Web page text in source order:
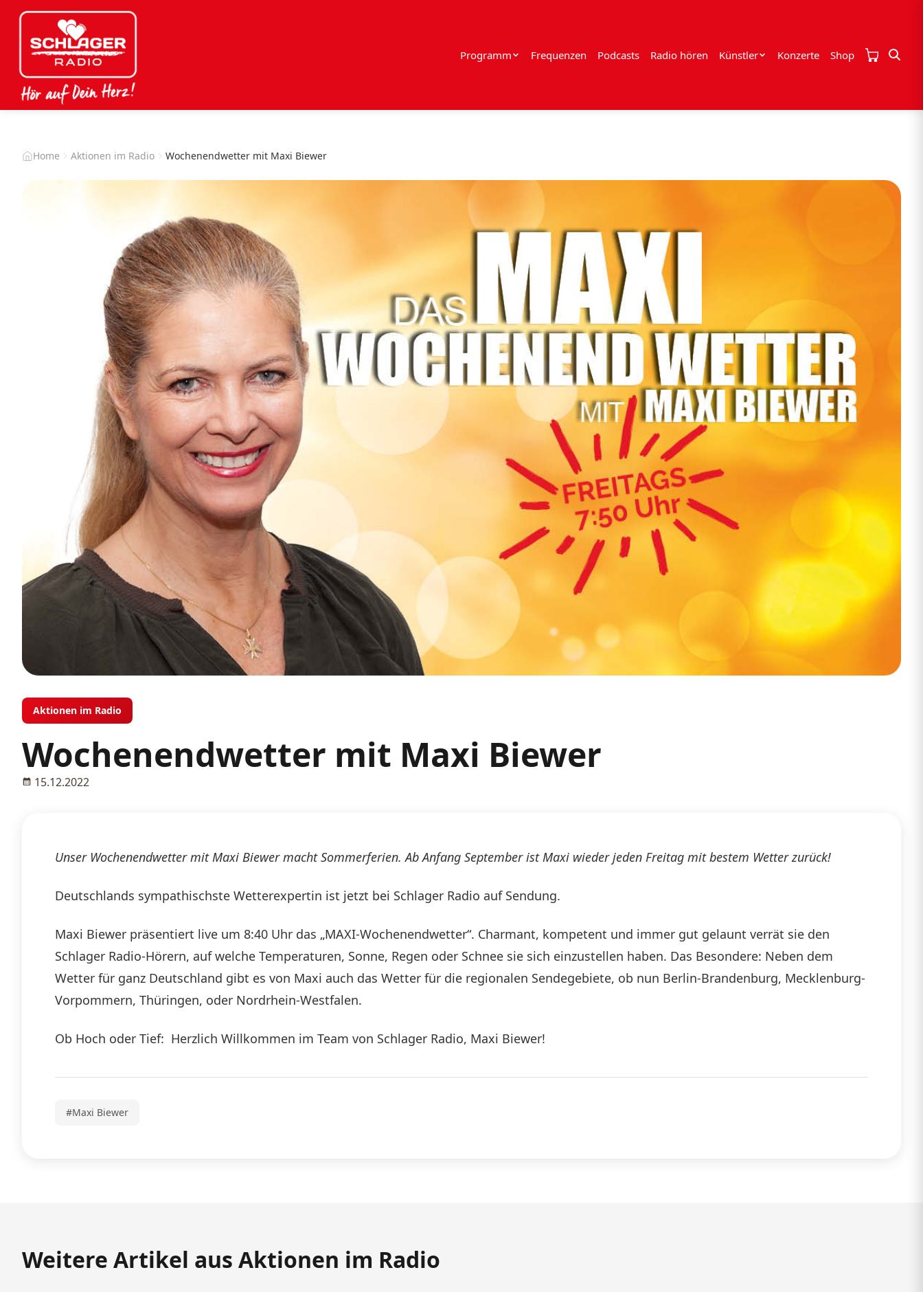
Programm Frequenzen Podcasts Radio hören Künstler Konzerte Shop
Home Aktionen im Radio Wochenendwetter mit Maxi Biewer
Aktionen im Radio
Wochenendwetter mit Maxi Biewer
15.12.2022
Unser Wochenendwetter mit Maxi Biewer macht Sommerferien. Ab Anfang September ist Maxi wieder jeden Freitag mit bestem Wetter zurück!
Deutschlands sympathischste Wetterexpertin ist jetzt bei Schlager Radio auf Sendung.
Maxi Biewer präsentiert live um 8:40 Uhr das „MAXI-Wochenendwetter“. Charmant, kompetent und immer gut gelaunt verrät sie den
Schlager Radio-Hörern, auf welche Temperaturen, Sonne, Regen oder Schnee sie sich einzustellen haben. Das Besondere: Neben dem
Wetter für ganz Deutschland gibt es von Maxi auch das Wetter für die regionalen Sendegebiete, ob nun Berlin-Brandenburg, Mecklenburg-
Vorpommern, Thüringen, oder Nordrhein-Westfalen.
Ob Hoch oder Tief: Herzlich Willkommen im Team von Schlager Radio, Maxi Biewer!
#Maxi Biewer
Weitere Artikel aus Aktionen im Radio